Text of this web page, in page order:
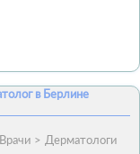
в Берлине
Врачи Дерматологи